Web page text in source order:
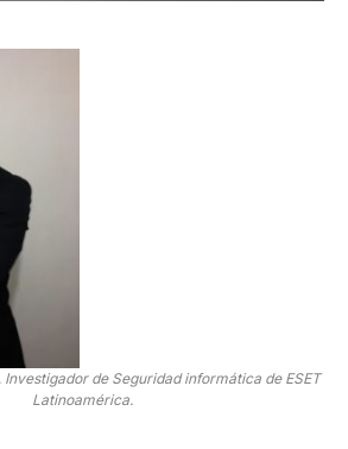
de Seguridad informática de ESET
Latinoamérica.